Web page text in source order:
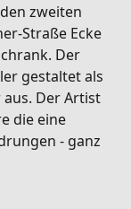
zweiten
Straße Ecke
Der
gestaltet als
Der Artist
die eine
- ganz